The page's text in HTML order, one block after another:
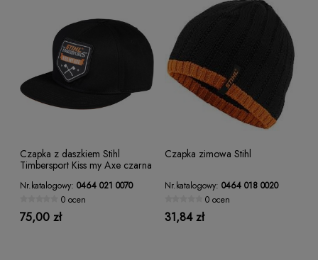
Czapka z daszkiem Stihl
Timbersport Kiss my Axe czarna
Nr.katalogowy: 0464 021 0070
0 ocen
75,00 zł
Czapka zimowa Stihl
Nr.katalogowy: 0464 018 0020
0 ocen
31,84 zł